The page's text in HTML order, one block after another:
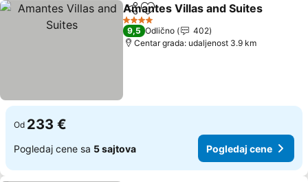
Deli Dodati u favorite
Amantes Villas and Suites
4 Zvezdice
9,5 Odlično
402
Centar grada: udaljenost 3.9 km
Od 233 €
Pogledaj cene sa 5 sajtova Pogledaj cene